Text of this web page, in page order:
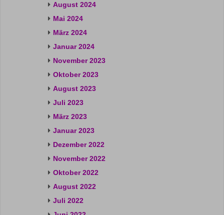
August 2024
Mai 2024
März 2024
Januar 2024
November 2023
Oktober 2023
August 2023
Juli 2023
März 2023
Januar 2023
Dezember 2022
November 2022
Oktober 2022
August 2022
Juli 2022